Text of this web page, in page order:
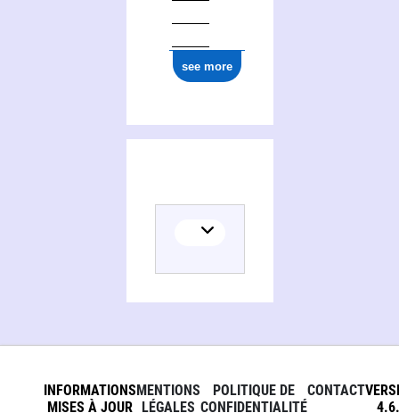
see more
INFORMATIONS
MISES À JOUR
MENTIONS
LÉGALES
POLITIQUE DE
CONFIDENTIALITÉ
CONTACT